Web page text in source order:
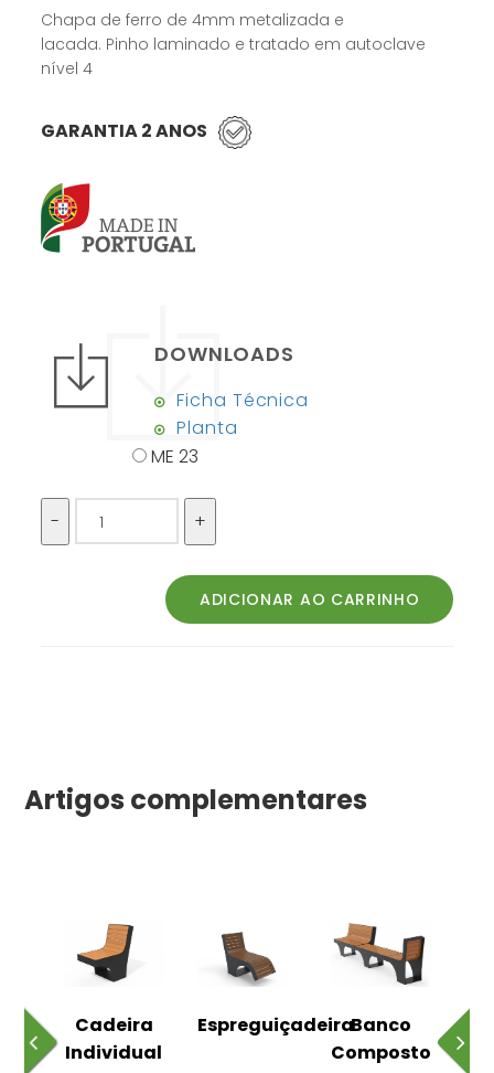
Chapa de ferro de 4mm metalizada e
lacada. Pinho laminado e tratado em autoclave
nível 4
GARANTIA 2 ANOS
DOWNLOADS
Ficha Técnica
Planta
ME 23
Artigos complementares
Cadeira
Individual
EspreguiçadeiraBanco
Composto